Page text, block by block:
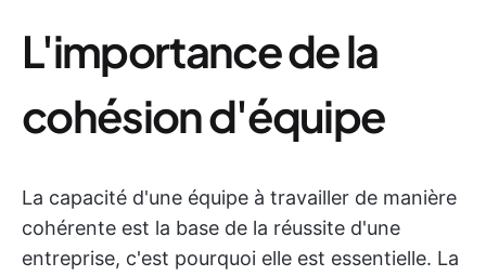
L'importance de la
cohésion d'équipe
La capacité d'une équipe à travailler de manière
cohérente est la base de la réussite d'une
entreprise, c'est pourquoi elle est essentielle. La